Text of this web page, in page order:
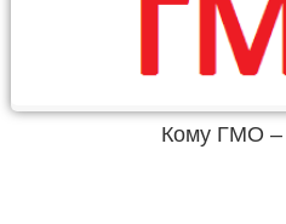
Кому ГМО –